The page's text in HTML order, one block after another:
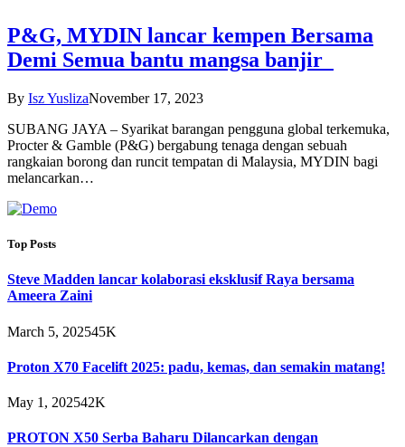
P&G, MYDIN lancar kempen Bersama
Demi Semua bantu mangsa banjir
By Isz YuslizaNovember 17, 2023
SUBANG JAYA – Syarikat barangan pengguna global terkemuka,
Procter & Gamble (P&G) bergabung tenaga dengan sebuah
rangkaian borong dan runcit tempatan di Malaysia, MYDIN bagi
melancarkan…
Top Posts
Steve Madden lancar kolaborasi eksklusif Raya bersama
Ameera Zaini
March 5, 202545K
Proton X70 Facelift 2025: padu, kemas, dan semakin matang!
May 1, 202542K
PROTON X50 Serba Baharu Dilancarkan dengan